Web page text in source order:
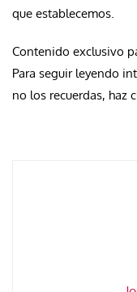
que establecemos.
Contenido exclusivo
Para seguir leyendo
no los recuerdas, haz